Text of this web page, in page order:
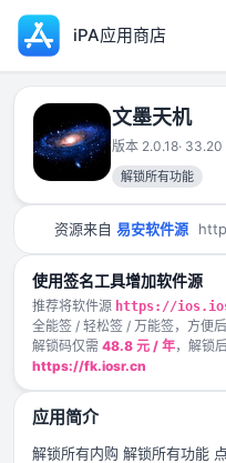
iPA应用商店
文墨天机
版本 2.0.18· 33.20
解锁所有功能
资源来自 易安软件源
使用签名工具增加软件源
推荐将软件源 https://
全能签 / 轻松签 / 万能签，方便后
解锁码仅需 48.8 元 / 年，解锁
https://fk.iosr.cn
应用简介
解锁所有内购 解锁所有功能